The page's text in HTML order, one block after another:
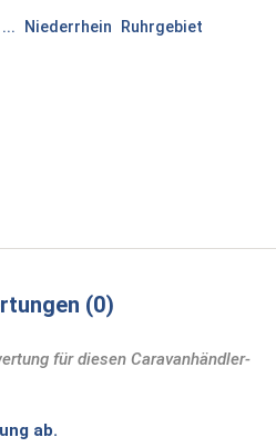
Niederrhein Ruhrgebiet
0
für diesen Caravanhändler-
ab.